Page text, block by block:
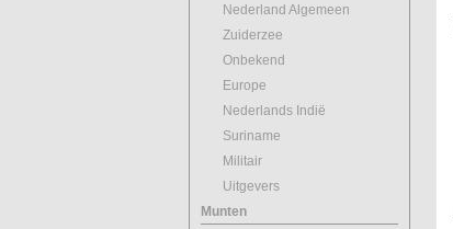
Nederland Algemeen
Zuiderzee
Onbekend
Europe
Nederlands Indië
Suriname
Militair
Uitgevers
Munten